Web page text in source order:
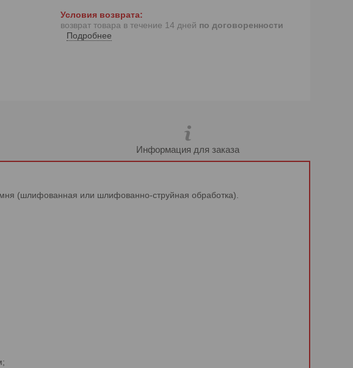
возврат товара в течение 14 дней по договоренности
Подробнее
Информация для заказа
(шлифованная или шлифованно-струйная обработка).